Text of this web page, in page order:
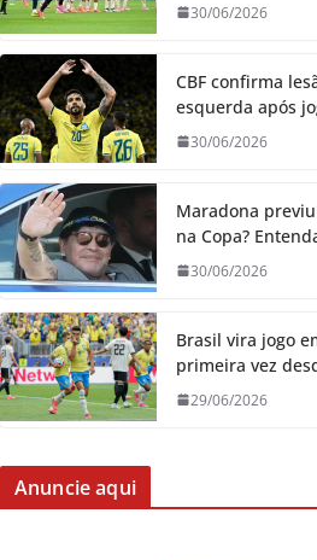
30/06/2026
CBF confirma
esquerda após
30/06/2026
Maradona previu
na Copa?
30/06/2026
Brasil vira jogo
primeira vez
29/06/2026
Anuncie aqui